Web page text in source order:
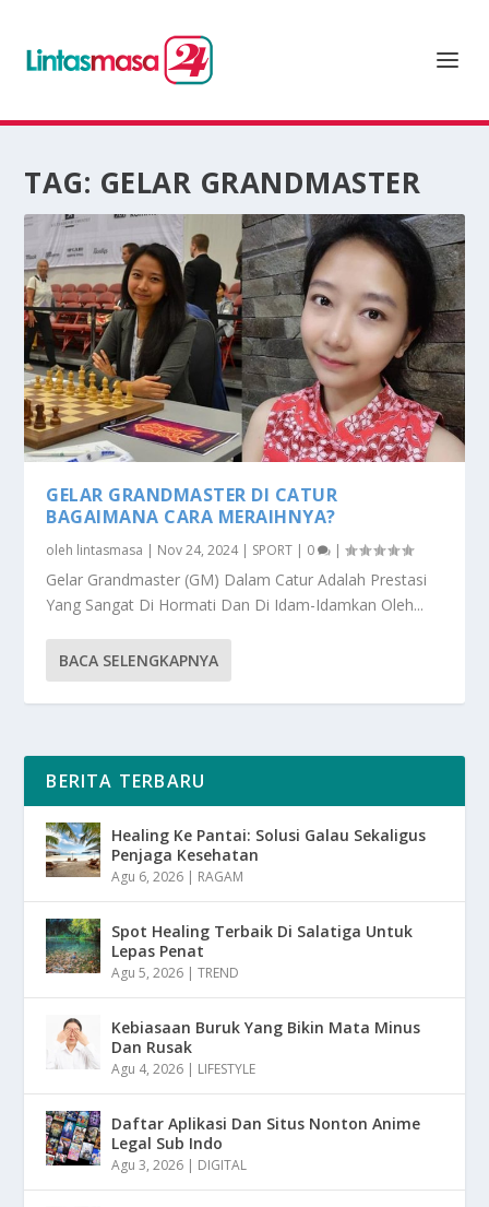
TAG: GELAR GRANDMASTER
GELAR GRANDMASTER DI CATUR
BAGAIMANA CARA MERAIHNYA?
oleh lintasmasa | Nov 24, 2024| SPORT | 0 |
Gelar Grandmaster (GM) Dalam Catur Adalah Prestasi
Yang Sangat Di Hormati Dan Di Idam-Idamkan Oleh...
BACA SELENGKAPNYA
BERITA TERBARU
Healing Ke Pantai: Solusi Galau Sekaligus
Penjaga Kesehatan
Agu 6, 2026 | RAGAM
Spot Healing Terbaik Di Salatiga Untuk
Lepas Penat
Agu 5, 2026 |TREND
Kebiasaan Buruk Yang Bikin Mata Minus
Dan Rusak
Agu 4, 2026 | LIFESTYLE
Daftar Aplikasi Dan Situs Nonton Anime
Legal Sub Indo
Agu 3, 2026 | DIGITAL